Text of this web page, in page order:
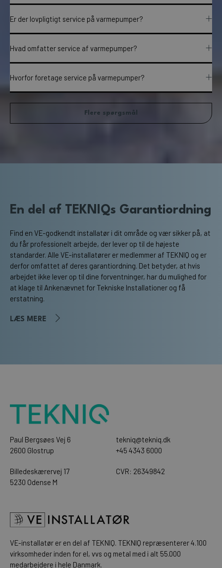
Er der lovpligtigt service på varmepumper?
Hvad omfatter service af varmepumper?
Hvorfor foretage service på varmepumper?
Flere spørgsmål
En del af TEKNIQs Garantiordning
Find en VE-godkendt installatør i dit område og vær sikker på, at
du får professionelt arbejde, der lever op til de højeste
standarder. Alle VE-installatører er medlemmer af TEKNIQ og er
derfor omfattet af deres garantiordning. Det betyder, at hvis
arbejdet ikke lever op til dine forventninger, har du mulighed for
at klage til Ankenævnet for Tekniske Installationer og få
erstatning.
LÆS MERE
Paul Bergsøes Vej 6
2600 Glostrup
Billedeskærervej 17
5230 Odense M
tekniq@tekniq.dk
+45 4343 6000
CVR: 26349842
VE-installatør er en del af TEKNIQ. TEKNIQ repræsenterer 4.100
virksomheder inden for el, vvs og metal med i alt 55.000
medarbejdere i hele Danmark.